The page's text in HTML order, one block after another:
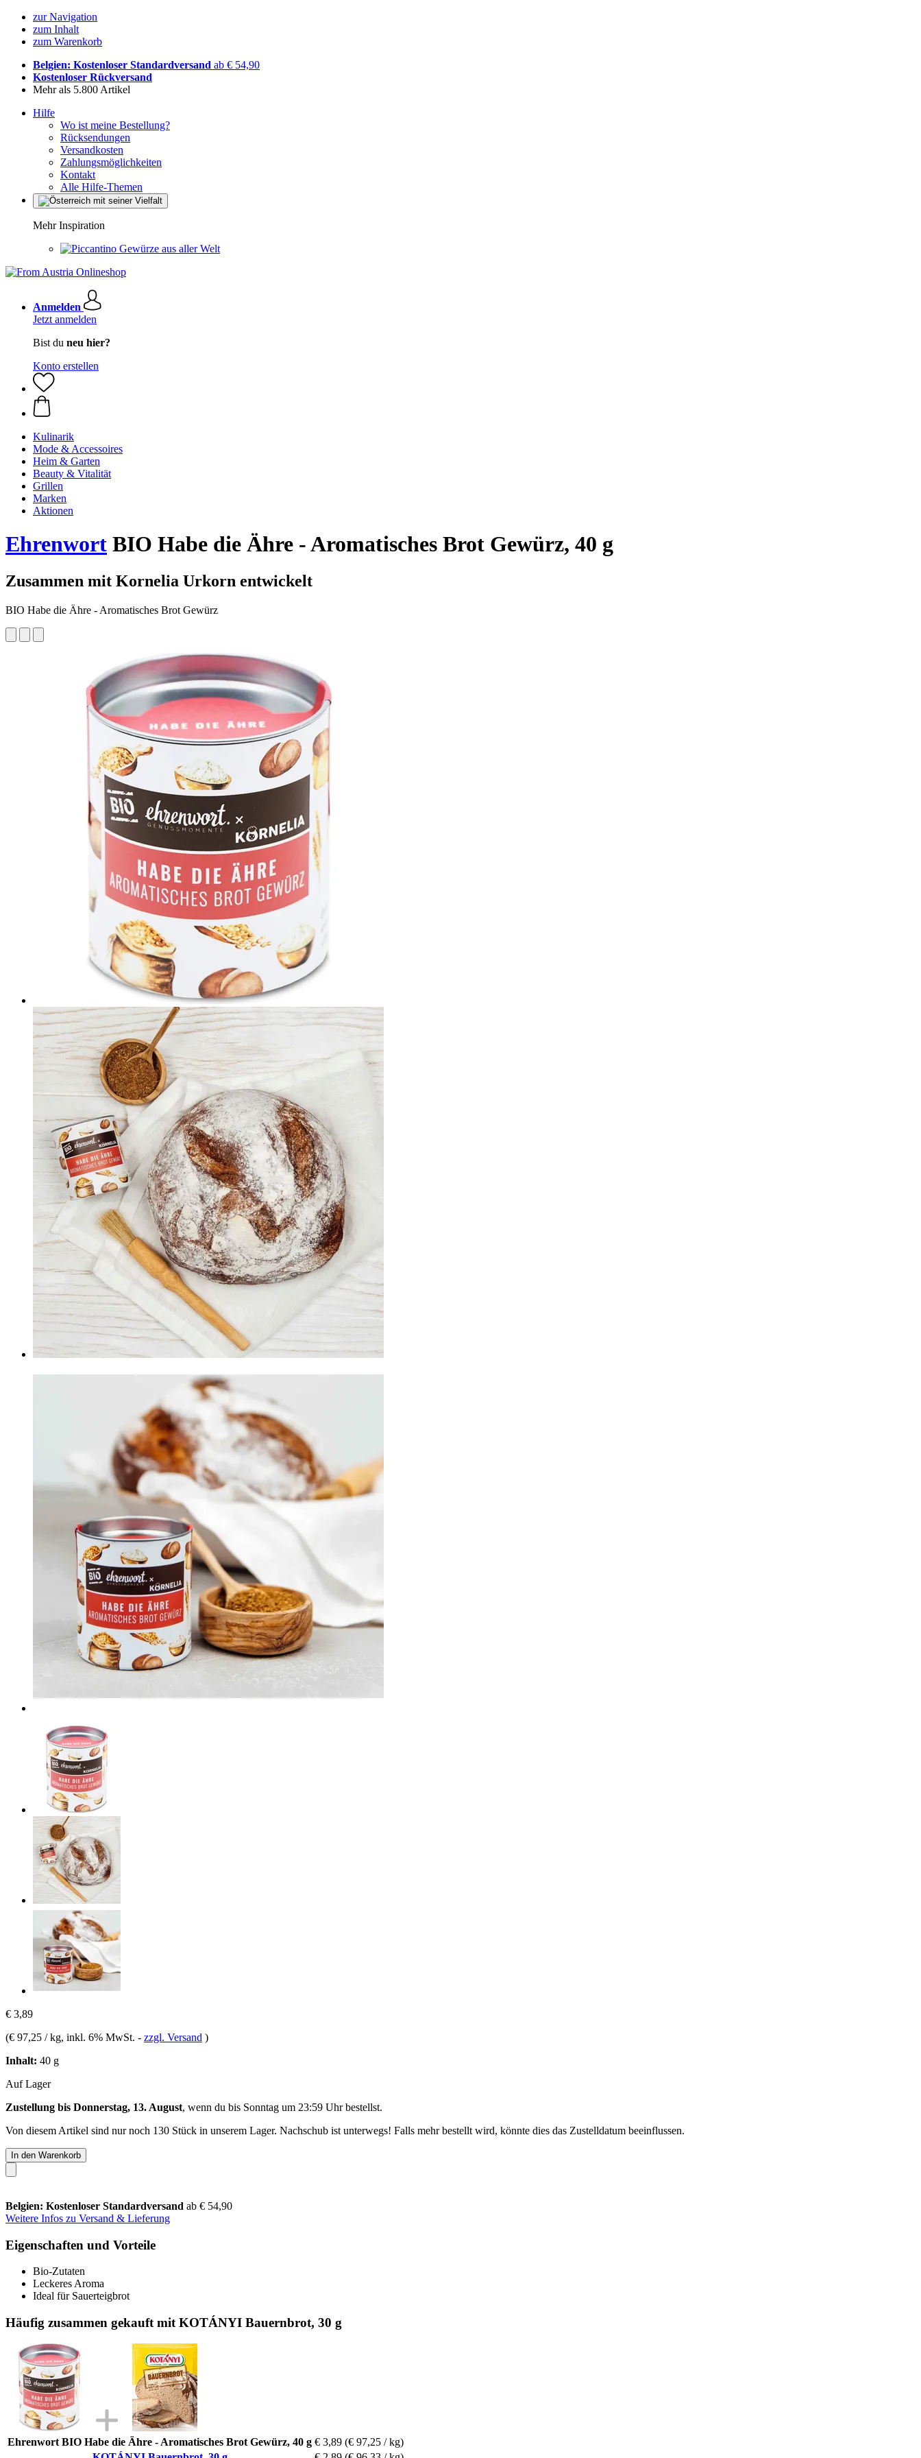
zur Navigation
zum Inhalt
zum Warenkorb
Belgien: Kostenloser Standardversand ab € 54,90
Kostenloser Rückversand
Mehr als 5.800 Artikel
Hilfe
Wo ist meine Bestellung?
Rücksendungen
Versandkosten
Zahlungsmöglichkeiten
Kontakt
Alle Hilfe-Themen
Mehr Inspiration
Gewürze aus aller Welt
Anmelden
Jetzt anmelden
Bist du neu hier?
Konto erstellen
Kulinarik
Mode & Accessoires
Heim & Garten
Beauty & Vitalität
Grillen
Marken
Aktionen
Ehrenwort BIO Habe die Ähre - Aromatisches Brot Gewürz, 40 g
Zusammen mit Kornelia Urkorn entwickelt
BIO Habe die Ähre - Aromatisches Brot Gewürz
€ 3,89
(€ 97,25 / kg, inkl. 6% MwSt. - zzgl. Versand )
Inhalt: 40 g
Auf Lager
Zustellung bis Donnerstag, 13. August, wenn du bis Sonntag um 23:59 Uhrbestellst.
Von diesem Artikel sind nur noch 130 Stück in unserem Lager. Nachschub ist unterwegs! Falls mehr bestellt wird, könnte dies das Zustelldatum beeinflussen.
In den Warenkorb
Belgien: Kostenloser Standardversand ab € 54,90
Weitere Infos zu Versand & Lieferung
Eigenschaften und Vorteile
Bio-Zutaten
Leckeres Aroma
Ideal für Sauerteigbrot
Häufig zusammen gekauft mit KOTÁNYI Bauernbrot, 30 g
Ehrenwort BIO Habe die Ähre - Aromatisches Brot Gewürz, 40 g € 3,89 (€ 97,25 / kg)